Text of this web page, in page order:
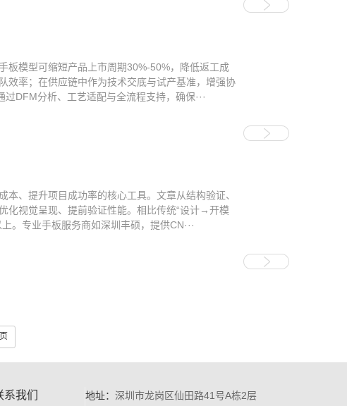
板模型可缩短产品上市周期30%-50%，降低返工成
效率；在供应链中作为技术交底与试产基准，增强协
DFM分析、工艺适配与全流程支持，确保···
、提升项目成功率的核心工具。文章从结构验证、
化视觉呈现、提前验证性能。相比传统“设计→开模
。专业手板服务商如深圳丰硕，提供CN···
系我们 地址： 深圳市龙岗区仙田路41号A栋2层